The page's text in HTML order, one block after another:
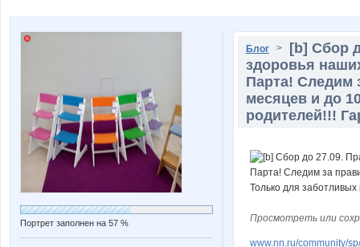
Портрет заполнен на 57 %
Блог >
[b] Сбор
здоровья
Парта! Следим
месяцев и до
родителей!!!
Просмотреть или
www.nn.ru/community/